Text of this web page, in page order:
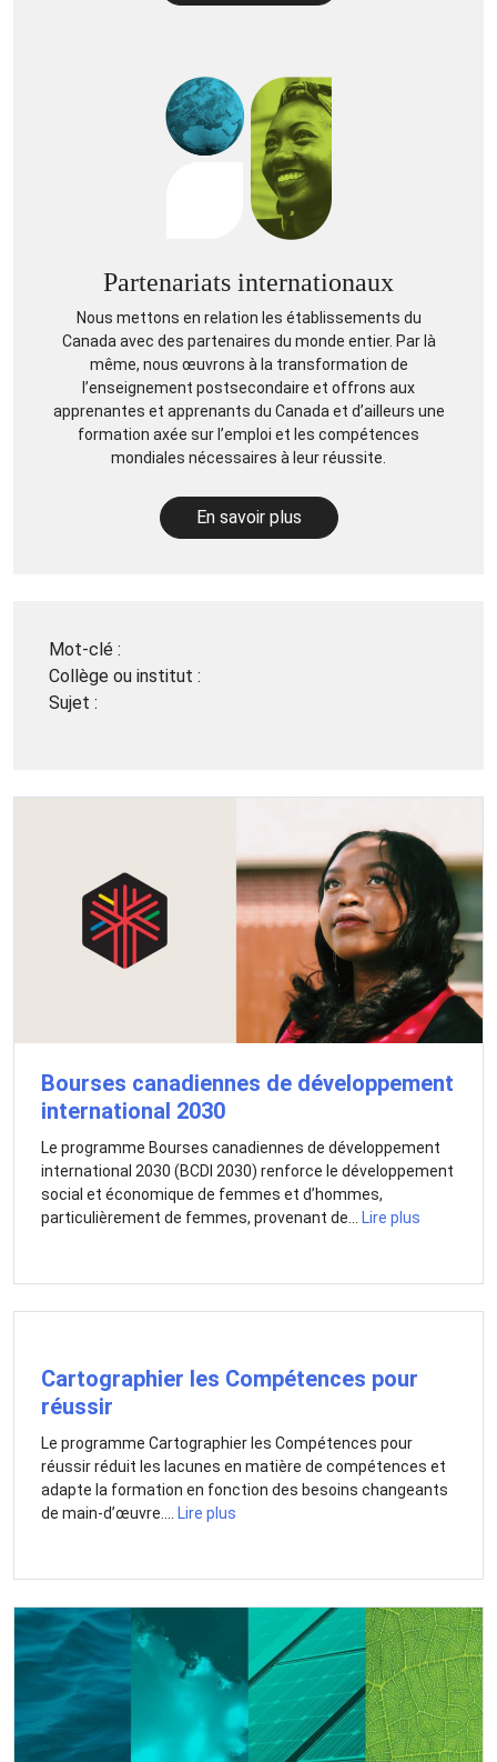
Partenariats internationaux
Nous mettons en relation les établissements du
Canada avec des partenaires du monde entier. Par là
même, nous œuvrons à la transformation de
l’enseignement postsecondaire et offrons aux
apprenantes et apprenants du Canada et d’ailleurs une
formation axée sur l’emploi et les compétences
mondiales nécessaires à leur réussite.
En savoir plus
Mot-clé :
Collège ou institut :
Sujet :
Bourses canadiennes de développement
international 2030
Le programme Bourses canadiennes de développement
international 2030 (BCDI 2030) renforce le développement
social et économique de femmes et d’hommes,
particulièrement de femmes, provenant de...
Lire plus
Cartographier les Compétences pour
réussir
Le programme Cartographier les Compétences pour
réussir réduit les lacunes en matière de compétences et
adapte la formation en fonction des besoins changeants
de main-d’œuvre....
Lire plus